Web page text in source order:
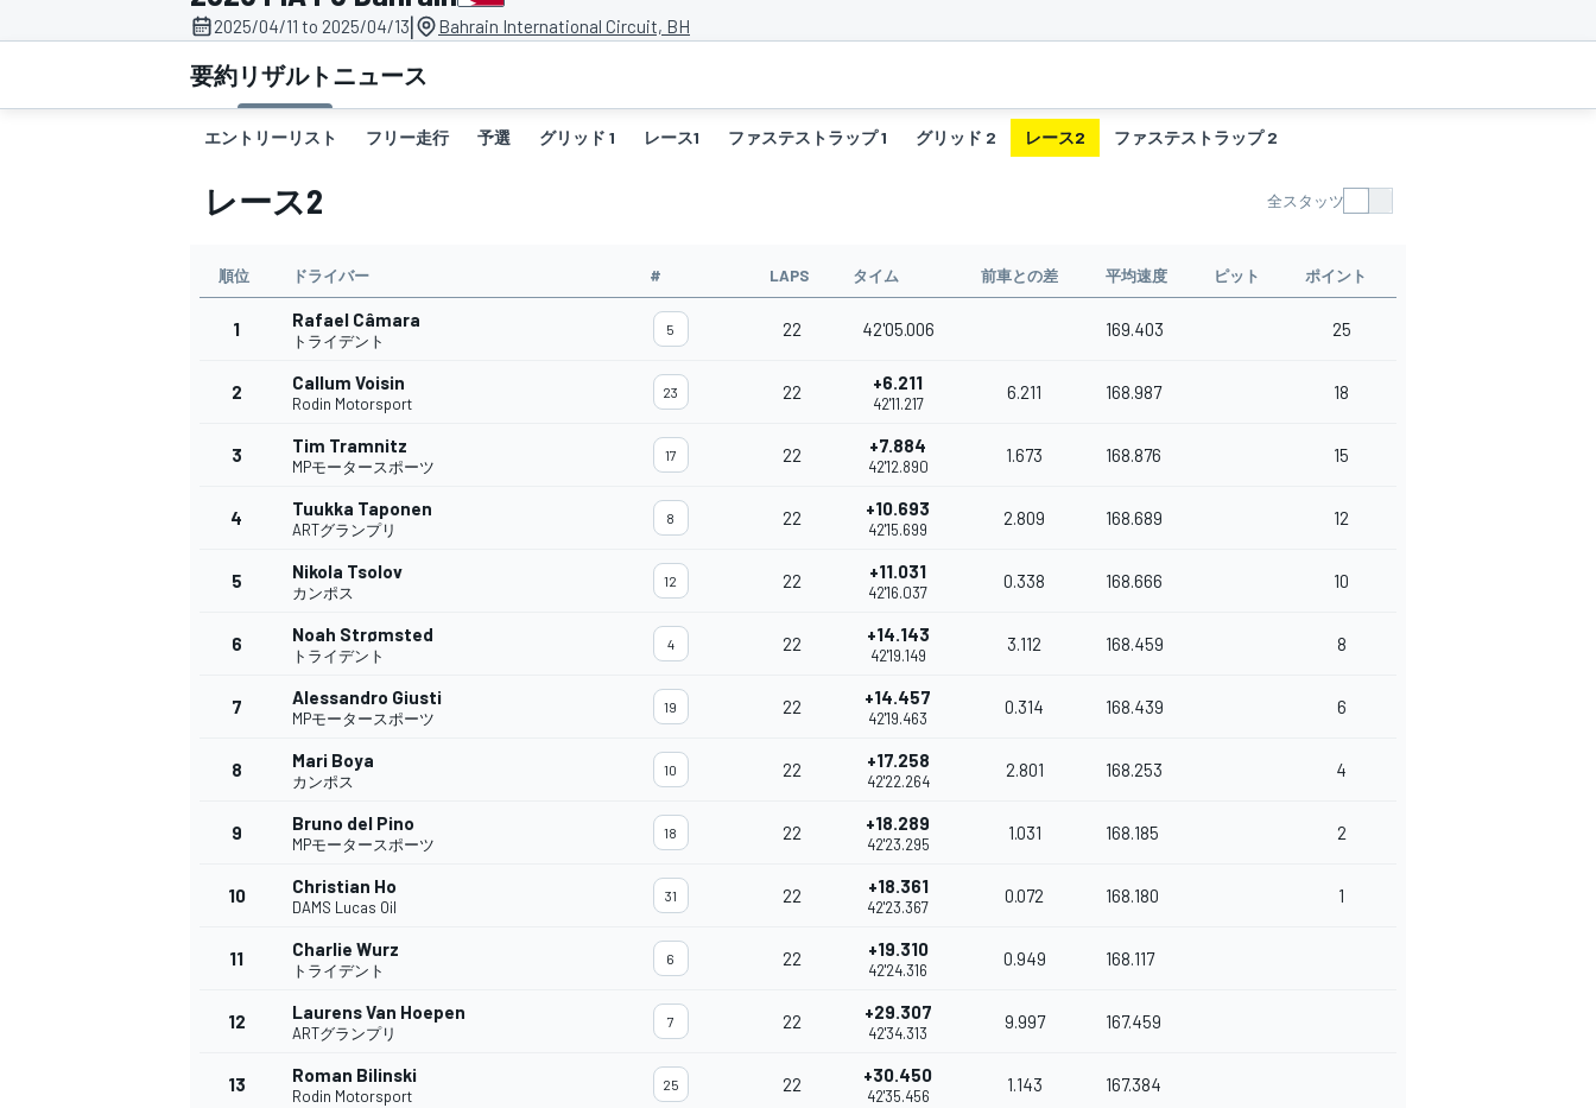
スーパーフォーミュラ
スーパーGT
フォーミュラE
2025/04/11 to 2025/04/13| Bahrain International Circuit, BH
要約リザルト ニュース
エントリーリスト フリー走行 予選 グリッド 1 レース1 ファステストラップ 1 グリッド 2 レース2 ファステストラップ 2
レース2 全スタッツ
順位 ドライバー # LAPS タイム 前車との差 平均速度 ピット ポイント
1 Rafael Câmara
トライデント
5 22 42'05.006 169.403 25
2 Callum Voisin
Rodin Motorsport
23 22 +6.211
42'11.217
6.211 168.987 18
3 Tim Tramnitz
MPモータースポーツ
17 22 +7.884
42'12.890
1.673 168.876 15
4 Tuukka Taponen
ARTグランプリ
8 22 +10.693
42'15.699
2.809 168.689 12
5 Nikola Tsolov
カンポス
12 22 +11.031
42'16.037
0.338 168.666 10
6 Noah Strømsted
トライデント
4 22 +14.143
42'19.149
3.112 168.459 8
7 Alessandro Giusti
MPモータースポーツ
19 22 +14.457
42'19.463
0.314 168.439 6
8 Mari Boya
カンポス
10 22 +17.258
42'22.264
2.801 168.253 4
9 Bruno del Pino
MPモータースポーツ
18 22 +18.289
42'23.295
1.031 168.185 2
10 Christian Ho
DAMS Lucas Oil
31 22 +18.361
42'23.367
0.072 168.180 1
11 Charlie Wurz
トライデント
6 22 +19.310
42'24.316
0.949 168.117
12 Laurens Van Hoepen
ARTグランプリ
7 22 +29.307
42'34.313
9.997 167.459
13 Roman Bilinski
Rodin Motorsport
25 22 +30.450
42'35.456
1.143 167.384